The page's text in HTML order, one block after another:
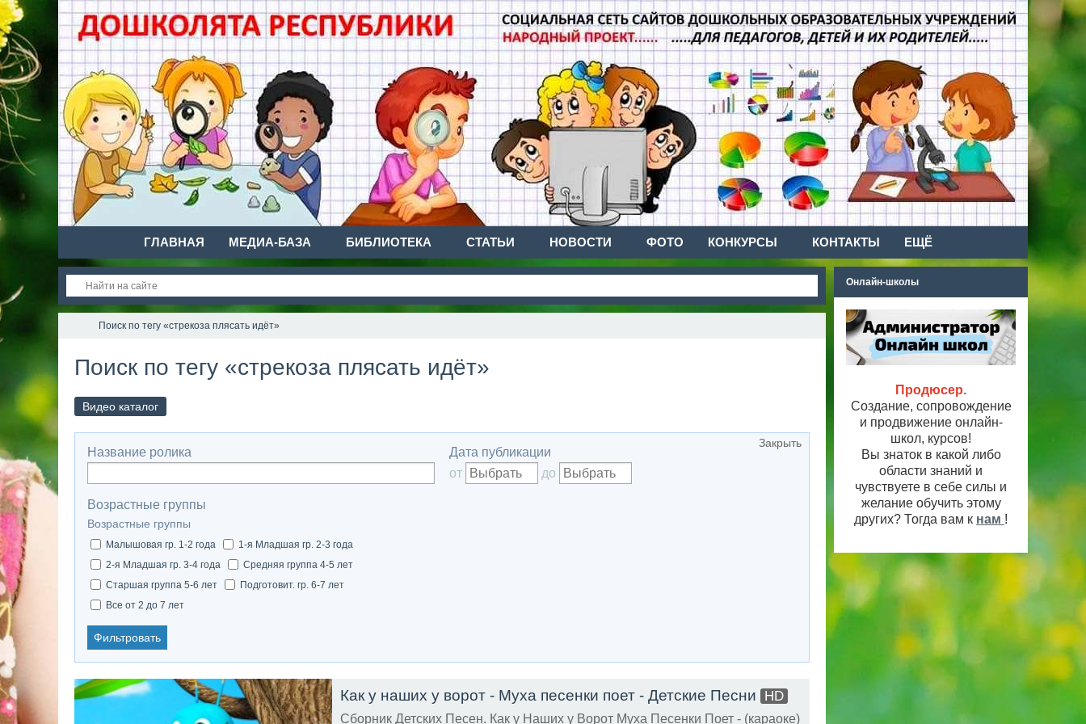
ГЛАВНАЯ МЕДИА-БАЗА БИБЛИОТЕКА СТАТЬИ НОВОСТИ ФОТО КОНКУРСЫ КОНТАКТЫ ЕЩЁ
Поиск по тегу «стрекоза плясать идёт»
Поиск по тегу «стрекоза плясать идёт»
Видео каталог
Закрыть
Название ролика
Дата публикации
от
до
Возрастные группы
Возрастные группы
Малышовая гр. 1-2 года
1-я Младшая гр. 2-3 года
2-я Младшая гр. 3-4 года
Средняя группа 4-5 лет
Старшая группа 5-6 лет
Подготовит. гр. 6-7 лет
Все от 2 до 7 лет
Фильтровать
Как у наших у ворот - Муха песенки поет - Детские Песни HD
Сборник Детских Песен. Как у Наших у Ворот Муха Песенки Поет - (караоке)
Онлайн-школы
Продюсер.
Создание, сопровождение
и продвижение онлайн-
школ, курсов!
Вы знаток в какой либо
области знаний и
чувствуете в себе силы и
желание обучить этому
других? Тогда вам к нам !